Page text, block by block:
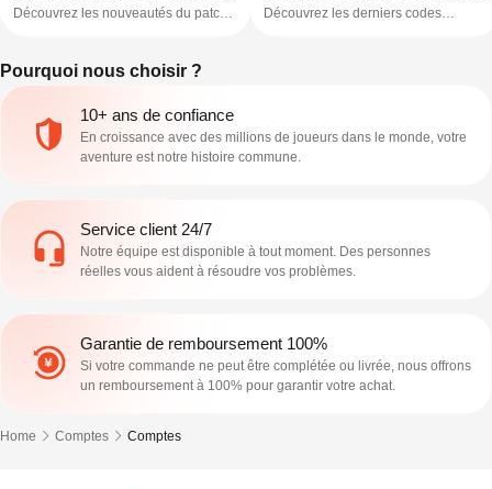
jeu
Découvrez les nouveautés du patch
de Killjoy et la refonte de l'interface
utilisateur.
(mars 2026)
Découvrez les derniers codes
Pourquoi nous choisir ?
10+ ans de confiance
En croissance avec des millions de joueurs dans le monde, votre
aventure est notre histoire commune.
Service client 24/7
Notre équipe est disponible à tout moment. Des personnes
réelles vous aident à résoudre vos problèmes.
Garantie de remboursement 100%
Si votre commande ne peut être complétée ou livrée, nous offrons
un remboursement à 100% pour garantir votre achat.
Home Comptes Comptes